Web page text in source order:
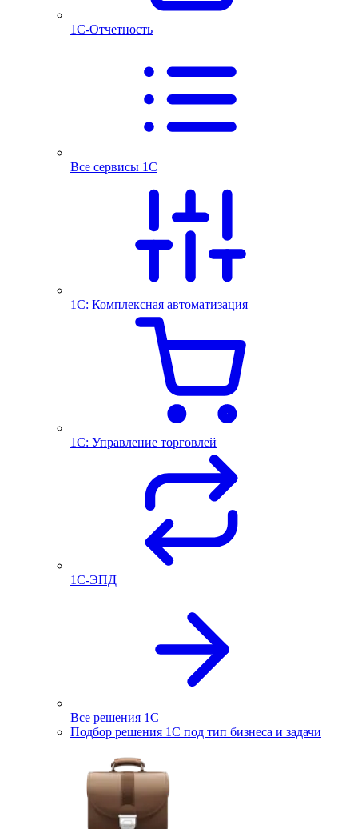
1С-Отчетность
Все сервисы 1С
1С: Комплексная автоматизация
1С: Управление торговлей
1С-ЭПД
Все решения 1С
Подбор решения 1С под тип бизнеса и задачи